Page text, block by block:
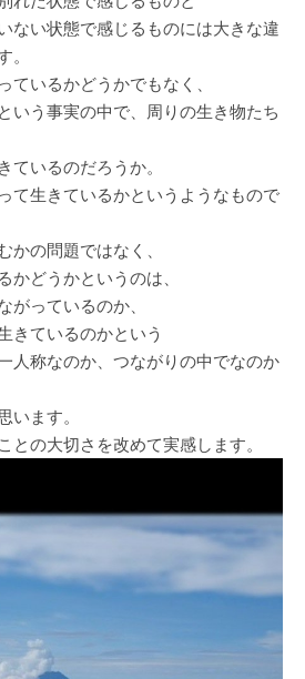
ない状態で感じるものには大きな違
。
ているかどうかでもなく、
いう事実の中で、周りの生き物たち
ているのだろうか。
て生きているかというようなもので
かの問題ではなく、
かどうかというのは、
がっているのか、
きているのかという
人称なのか、つながりの中でなのか
います。
との大切さを改めて実感します。